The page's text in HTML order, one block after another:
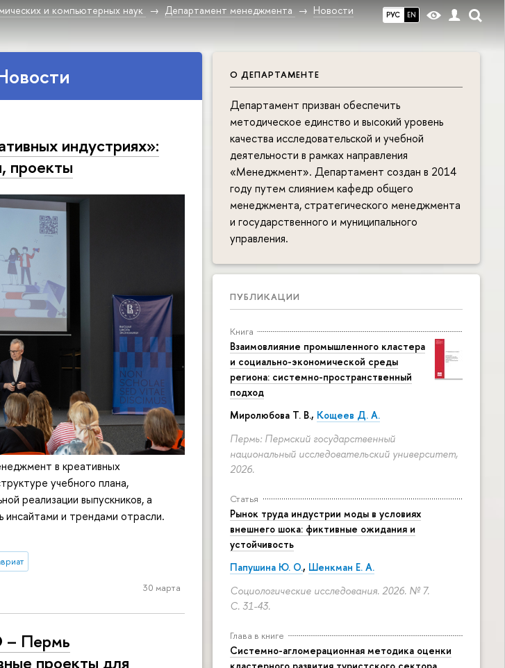
РУС EN
и компьютерных наук Департамент менеджмента
Новости
О ДЕПАРТАМЕНТЕ
Департамент призван обеспечить
методическое единство и высокий уровень
качества исследовательской и учебной
деятельности в рамках направления
«Менеджмент». Департамент создан в 2014
году путем слиянием кафедр общего
менеджмента, стратегического менеджмента
и государственного и муниципального
управления.
ПУБЛИКАЦИИ
Книга
Взаимовлияние промышленного кластера
и социально-экономической среды
региона: системно-пространственный
подход
Миролюбова Т. В., Кощеев Д. А.
Пермь: Пермский государственный
национальный исследовательский университет,
2026.
Статья
Рынок труда индустрии моды в условиях
внешнего шока: фиктивные ожидания и
устойчивость
Папушина Ю. О., Шенкман Е. А.
Социологические исследования. 2026. № 7.
С. 31-43.
Глава в книге
Системно-агломерационная методика оценки
индустриях»:
проекты
в креативных
учебного плана,
реализации выпускников, а
инсайтами и трендами отрасли.
30 марта
Пермь
проекты для